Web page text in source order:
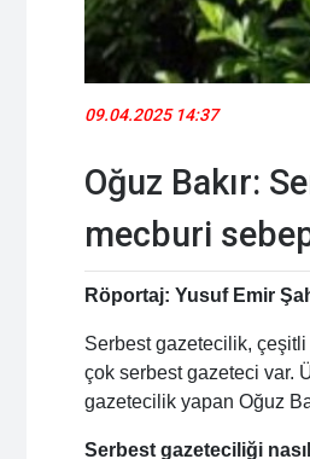
09.04.2025 14:37
Oğuz Bakır:
mecburi
Röportaj: Yusuf Emir
Serbest gazetecilik,
çok serbest gazeteci var.
gazetecilik yapan Oğuz
Serbest gazeteciliği